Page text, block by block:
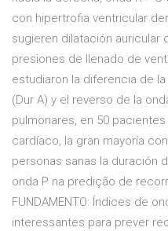
con hipertrofia ventricular
sugieren dilatación auricular
presiones de llenado de
estudiaron la diferencia de
(Dur A) y el reverso de la
pulmonares, en 50
cardíaco, la gran mayoría
personas sanas la duración
onda P na predição de
FUNDAMENTO: Índices de
interessantes para prever